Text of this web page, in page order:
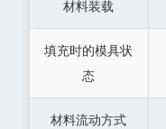
材料装载
填充时的模具状
态
材料流动方式